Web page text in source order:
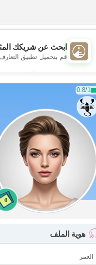
💕
ابحث عن شريكك
قم بتحميل تطبيق
0.8/1
0
هوية الملف
العمر